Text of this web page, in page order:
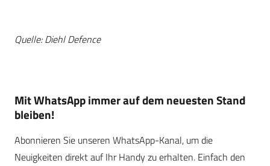
Quelle: Diehl Defence
Mit WhatsApp immer auf dem neuesten Stand
bleiben!
Abonnieren Sie unseren WhatsApp-Kanal, um die
Neuigkeiten direkt auf Ihr Handy zu erhalten. Einfach den